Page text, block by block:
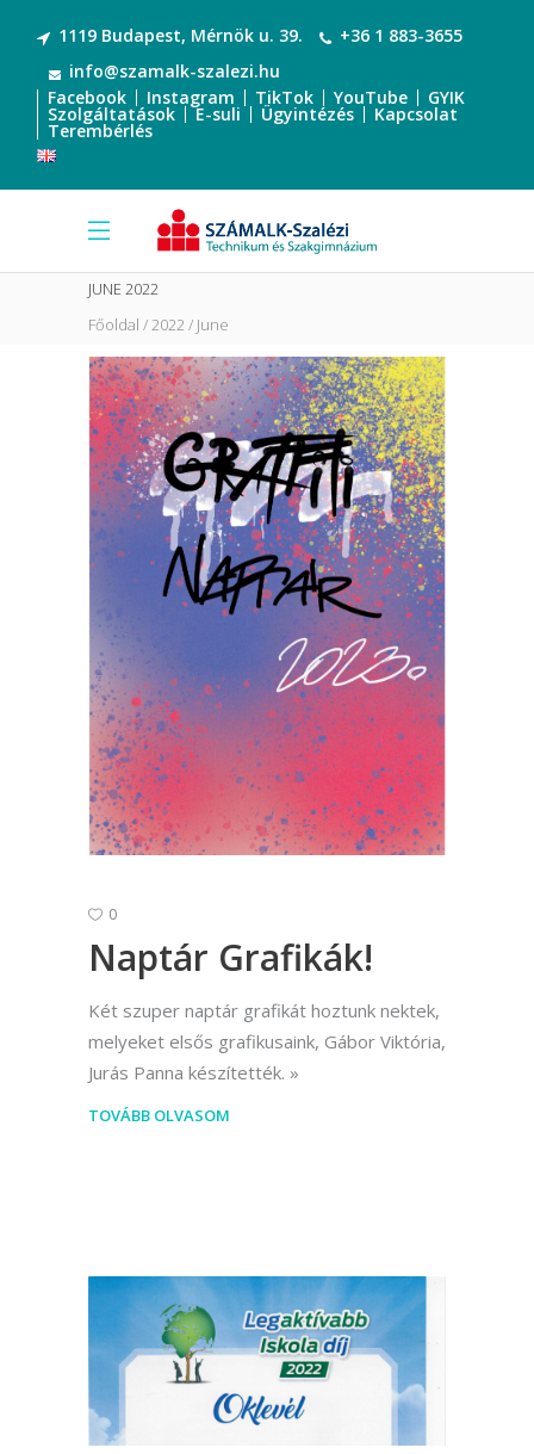
1119 Budapest, Mérnök u. 39.
+36 1 883-3655
info@szamalk-szalezi.hu
Facebook
Instagram TikTok YouTube GYIK
Szolgáltatások E-suli Ügyintézés Kapcsolat
Terembérlés
JUNE 2022
Főoldal 2022 June
0
Naptár Grafikák!
Két szuper naptár grafikát hoztunk nektek,
melyeket elsős grafikusaink, Gábor Viktória,
Jurás Panna készítették.
TOVÁBB OLVASOM